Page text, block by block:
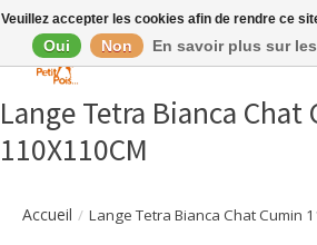
Lange Tetra Bianca Chat
110X110CM
Accueil / Lange Tetra Bianca Chat Cumin
Veuillez accepter les cookies afin de rendre ce
Oui Non En savoir plus sur